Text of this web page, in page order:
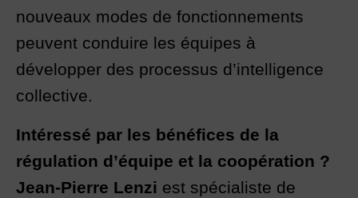
nouveaux modes de fonctionnements
peuvent conduire les équipes à
développer des processus d’intelligence
collective.
Intéressé par les bénéfices de la
régulation d’équipe et la coopération ?
Jean-Pierre Lenzi est spécialiste de